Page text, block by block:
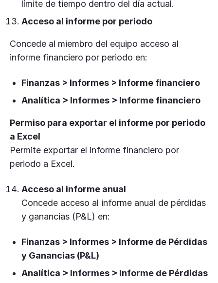
límite de tiempo dentro del día actual.
Acceso al informe por periodo
Concede al miembro del equipo acceso al
informe financiero por periodo en:
Finanzas > Informes > Informe financiero
Analítica > Informes > Informe financiero
Permiso para exportar el informe por periodo
a Excel
Permite exportar el informe financiero por
periodo a Excel.
Acceso al informe anual
Concede acceso al informe anual de pérdidas
y ganancias (P&L) en:
Finanzas > Informes > Informe de Pérdidas
y Ganancias (P&L)
Analítica > Informes > Informe de Pérdidas